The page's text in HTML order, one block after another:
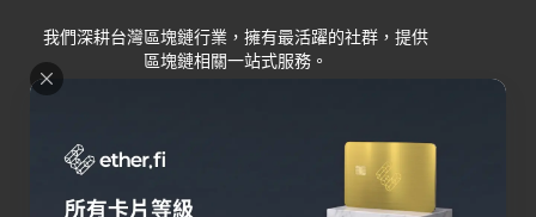
我們深耕台灣區塊鏈行業，擁有最活躍的社群，提供
區塊鏈相關一站式服務。
Grenade
關於我們
交易所